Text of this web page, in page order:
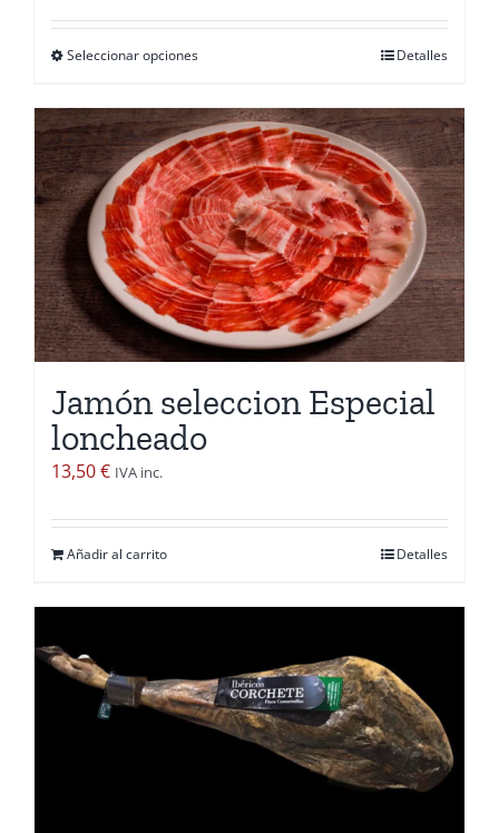
precios:
hasta
351,02 €
Seleccionar opcionesEste
tiene
múltiples
variantes.
Las
opciones
se
pueden
elegir
la
página
Detalles
Jamón seleccion Especial
loncheado
13,50€ IVA inc.
Añadir al carrito Detalles